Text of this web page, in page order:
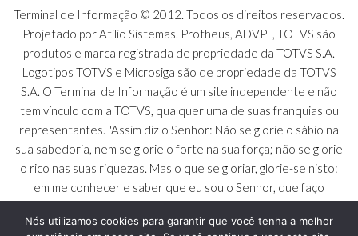
A1U - Intermediadores
A1V - Schemas - Gestao de Vendas
A1W - Campos do Schema
A1X - CFDI Complemento Carta Porte
A1Y - Carta Porte - Localizacoes
A1Z - Carta Porte - Operadores
A20 - Nota Explicativa - PCO
A21 - FONTES FINANC.PPA
A22 - Itens Fontes Financ.PPA
A23 - Inflacao para metas anuais
A24 - PIB Estadual para metas anuais
A25 - Receitas e Despesas Metais Anu
Terminal de Informação © 2012. Todos os direitos reservados.
Projetado por Atilio Sistemas. Protheus, ADVPL, TOTVS são
produtos e marca registrada de propriedade da TOTVS S.A.
Logotipos TOTVS e Microsiga são de propriedade da TOTVS
S.A. O Terminal de Informação é um site independente e não
tem vínculo com a TOTVS, qualquer uma de suas franquias ou
representantes. "Assim diz o Senhor: Não se glorie o sábio na
sua sabedoria, nem se glorie o forte na sua força; não se glorie
o rico nas suas riquezas. Mas o que se gloriar, glorie-se nisto:
em me conhecer e saber que eu sou o Senhor, que faço
Nós utilizamos cookies para garantir que você tenha a melhor